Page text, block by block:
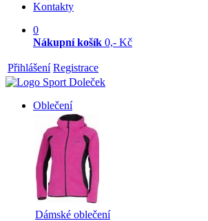
Kontakty
0
Nákupní košík 0,- Kč
Přihlášení Registrace
Oblečení
Dámské oblečení